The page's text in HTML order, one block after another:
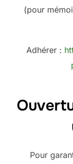
(pour
Adhérer :
Pour